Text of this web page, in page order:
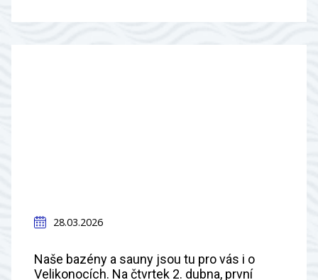
28.03.2026
Naše bazény a sauny jsou tu pro vás i o
Velikonocích. Na čtvrtek 2. dubna, první